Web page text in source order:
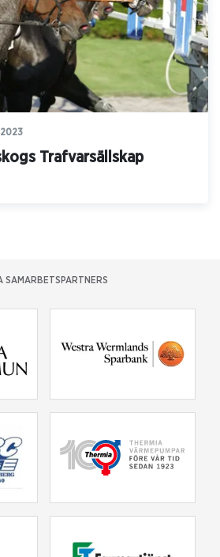
2023
Trafvarsällskap
SAMARBETSPARTNERS